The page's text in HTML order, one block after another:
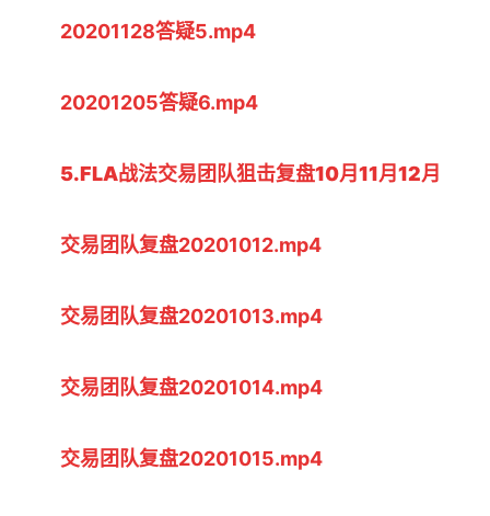
20201128答疑5.mp4
20201205答疑6.mp4
5.FLA战法交易团队狙击复盘10月11月12月
交易团队复盘20201012.mp4
交易团队复盘20201013.mp4
交易团队复盘20201014.mp4
交易团队复盘20201015.mp4